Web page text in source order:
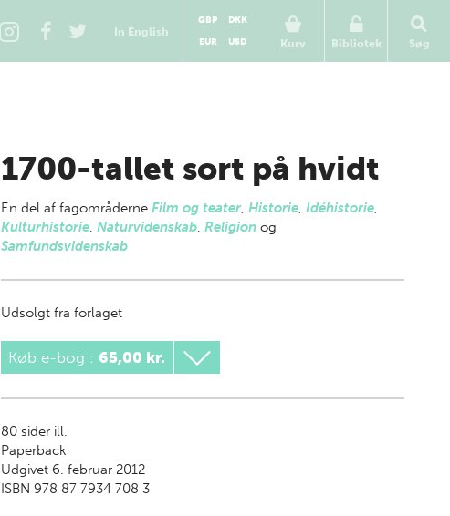
In English
Kurv
GBP
DKK
EUR
USD Bibliotek Søg
1700-tallet sort på hvidt
En del af fagområderne Film og teater, Historie, Idéhistorie,
Kulturhistorie, Naturvidenskab, Religionog
Samfundsvidenskab
Udsolgt fra forlaget
Køb e-bog : 65,00 kr.
80sider ill.
Paperback
Udgivet 6. februar 2012
ISBN 978 87 7934 708 3